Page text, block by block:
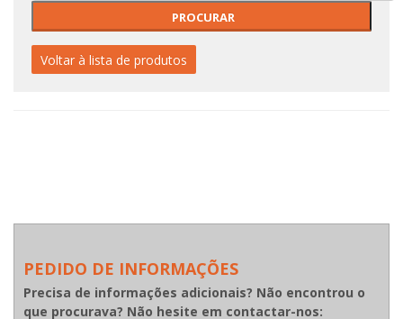
Voltar à lista de produtos
PEDIDO DE INFORMAÇÕES
Precisa de informações adicionais? Não encontrou o
que procurava? Não hesite em contactar-nos: